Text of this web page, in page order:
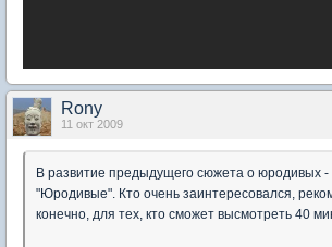
Rony
11 окт 2009
В развитие предыдущего сюжета о юродивых
"Юродивые". Кто очень заинтересовался,
конечно, для тех, кто сможет высмотреть 40